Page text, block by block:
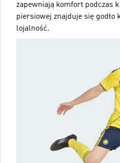
zapewniają komfort podczas
piersiowej znajduje się godło
lojalność.